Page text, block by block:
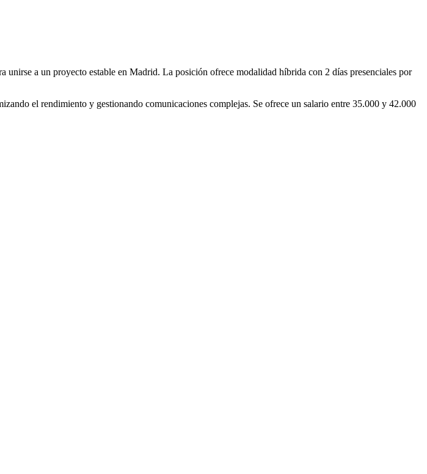
a un proyecto estable en Madrid. La posición ofrece modalidad híbrida con 2 días presenciales por
el rendimiento y gestionando comunicaciones complejas. Se ofrece un salario entre 35.000 y 42.000